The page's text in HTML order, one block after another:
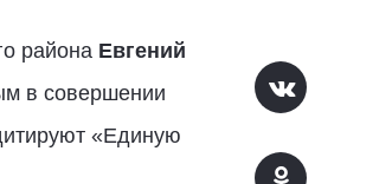
района Евгений
в совершении
«Единую